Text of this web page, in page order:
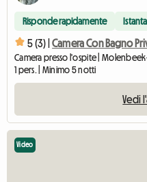
Risponde rapidamente
5 (3) | Camera Con Bagno
Camera presso l'ospite |
1 pers. | Minimo 5 notti
Vedi
Video